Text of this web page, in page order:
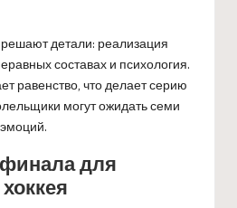
детали: реализация
составах и психология.
равенство, что делает серию
могут ожидать семи
для